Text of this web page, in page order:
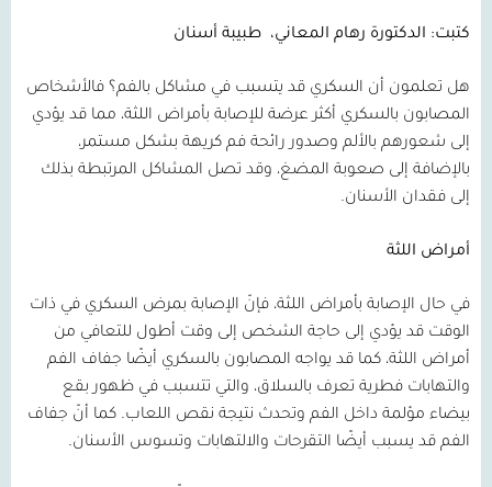
كتبت: الدكتورة رهام المعاني، طبيبة أسنان
هل تعلمون أن السكري قد يتسبب في مشاكل بالفم؟ فالأشخاص
المصابون بالسكري أكثر عرضة للإصابة بأمراض اللثة، مما قد يؤدي
إلى شعورهم بالألم وصدور رائحة فم كريهة بشكل مستمر،
بالإضافة إلى صعوبة المضغ، وقد تصل المشاكل المرتبطة بذلك
إلى فقدان الأسنان.
أمراض اللثة
في حال الإصابة بأمراض اللثة، فإنّ الإصابة بمرض السكري في ذات
الوقت قد يؤدي إلى حاجة الشخص إلى وقت أطول للتعافي من
أمراض اللثة، كما قد يواجه المصابون بالسكري أيضًا جفاف الفم
والتهابات فطرية تعرف بالسلاق، والتي تتسبب في ظهور بقع
بيضاء مؤلمة داخل الفم وتحدث نتيجة نقص اللعاب. كما أنّ جفاف
الفم قد يسبب أيضًا التقرحات والالتهابات وتسوس الأسنان.